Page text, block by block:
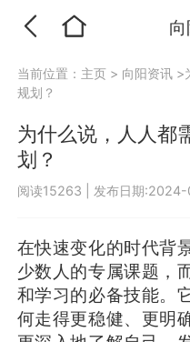
当前位置： 主页 > 向阳资讯 >
规划？
为什么说，人人都
划？
阅读15263 发布日期
在快速变化的时代背
少数人的专属课题，
和学习的必备技能。
何走得更稳健、更明